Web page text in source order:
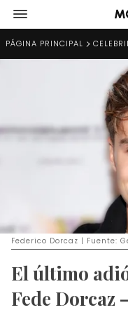
PÁGINA PRINCIPAL
Federico Dorcaz | Fuente:
El último
Fede Dorcaz